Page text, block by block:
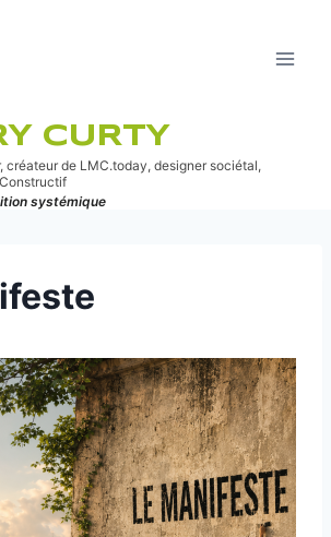
CURTY
créateur de LMC.today, designer sociétal,
systémique